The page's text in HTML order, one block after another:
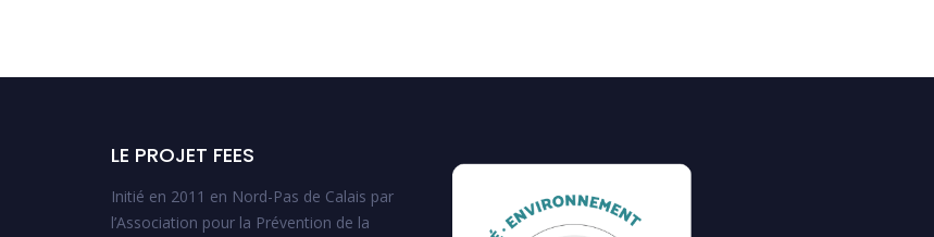
LE PROJET FEES
Initié en 2011 en Nord-Pas de Calais par
l’Association pour la Prévention de la